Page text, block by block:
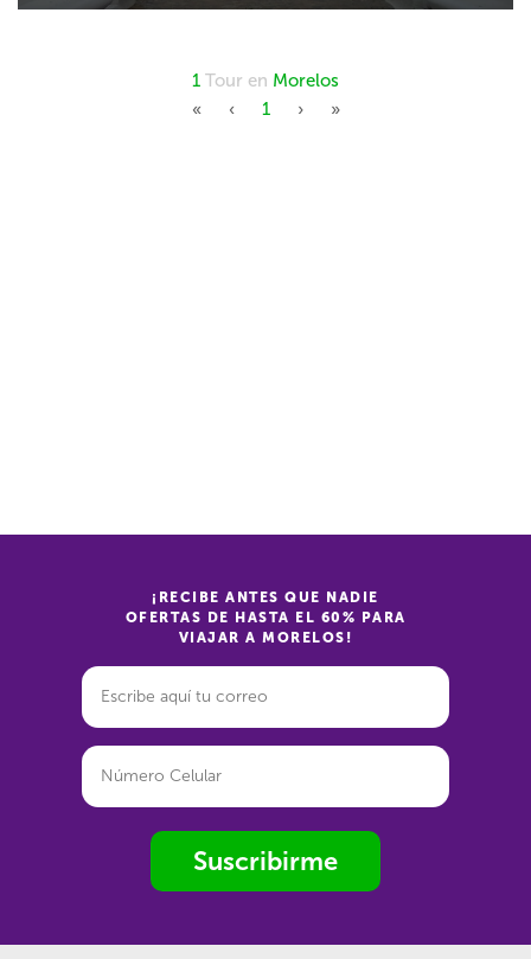
1 Tour en Morelos
«First
‹Previous
1 ›Next
»Last
¡RECIBE ANTES QUE NADIE
OFERTAS DE HASTA EL 60% PARA
VIAJAR A MORELOS!
Suscribirme